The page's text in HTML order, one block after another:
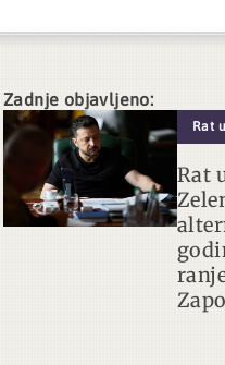
Zadnje objavljeno:
Rat
Rat